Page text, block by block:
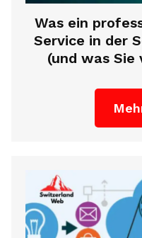
Was ein
Service in der
(und was